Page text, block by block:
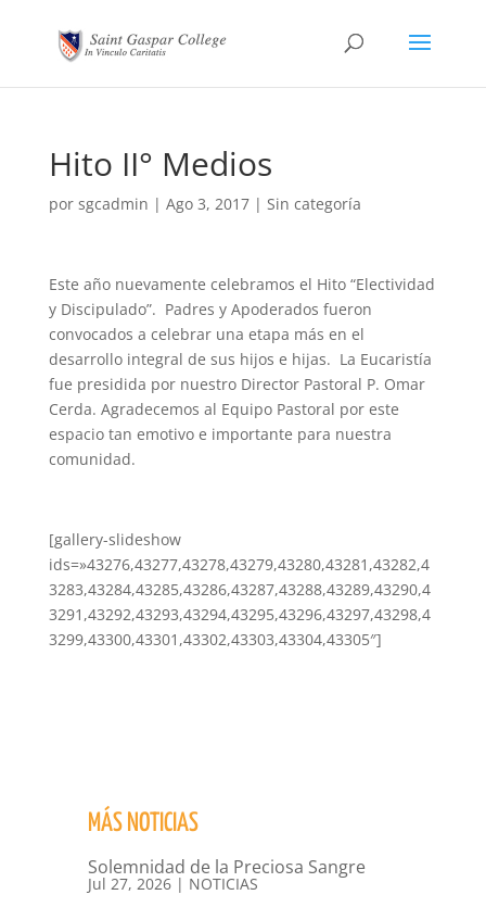
Hito II° Medios
por sgcadmin | Ago 3, 2017| Sin categoría
Este año nuevamente celebramos el Hito “Electividad
y Discipulado”. Padres y Apoderados fueron
convocados a celebrar una etapa más en el
desarrollo integral de sus hijos e hijas. La Eucaristía
fue presidida por nuestro Director Pastoral P. Omar
Cerda. Agradecemos al Equipo Pastoral por este
espacio tan emotivo e importante para nuestra
comunidad.
[gallery-slideshow
ids=»43276,43277,43278,43279,43280,43281,43282,4
3283,43284,43285,43286,43287,43288,43289,43290,4
3291,43292,43293,43294,43295,43296,43297,43298,4
3299,43300,43301,43302,43303,43304,43305″]
MÁS NOTICIAS
Solemnidad de la Preciosa Sangre
Jul 27, 2026| NOTICIAS